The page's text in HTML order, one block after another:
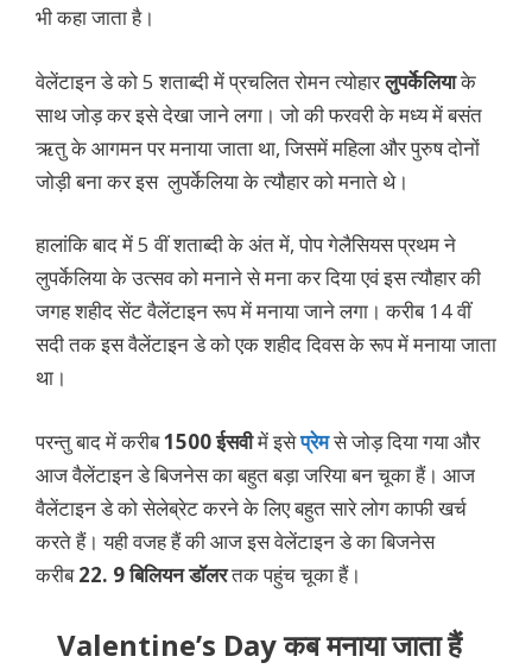
भी कहा जाता है।
वेलेंटाइन डे को 5 शताब्दी में प्रचलित रोमन त्योहारलुपर्केलियाके
साथ जोड़ कर इसे देखा जाने लगा। जो की फरवरी के मध्य में बसंत
ऋतु के आगमन पर मनाया जाता था, जिसमें महिला और पुरुष दोनों
जोड़ी बना कर इस लुपर्केलिया के त्यौहार को मनाते थे।
हालांकि बाद में 5 वीं शताब्दी के अंत में, पोप गेलैसियस प्रथम ने
लुपर्केलिया के उत्सव को मनाने से मना कर दिया एवं इस त्यौहार की
जगह शहीद सेंट वैलेंटाइन रूप में मनाया जाने लगा। करीब 14 वीं
सदी तक इस वैलेंटाइन डे को एक शहीद दिवस के रूप में मनाया जाता
था।
परन्तु बाद में करीब1500 ईसवीमें इसेप्रेमसे जोड़ दिया गया और
आज वैलेंटाइन डे बिजनेस का बहुत बड़ा जरिया बन चूका हैं। आज
वैलेंटाइन डे को सेलेब्रेट करने के लिए बहुत सारे लोग काफी खर्च
करते हैं। यही वजह हैं की आज इस वेलेंटाइन डे का बिजनेस
करीब22. 9 बिलियन डॉलरतक पहुंच चूका हैं।
Valentine’s Day कब मनाया जाता हैं